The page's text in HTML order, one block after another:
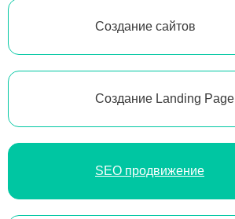
Создание сайтов
Создание Landing Page
SEO продвижение